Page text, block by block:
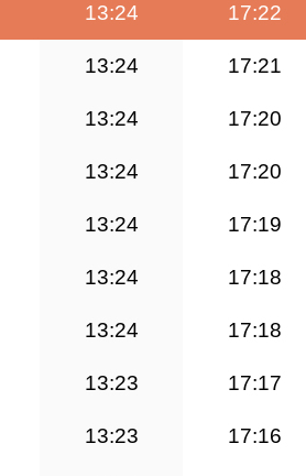
13:24 17:22
13:24 17:21
13:24 17:20
13:24 17:20
13:24 17:19
13:24 17:18
13:24 17:18
13:23 17:17
13:23 17:16